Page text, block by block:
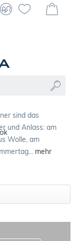
sind das
und Anlass: am
Wolle, am
mehr